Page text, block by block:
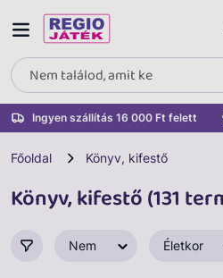
Ingyen szállítás 16 000 Ft felett
Főoldal Könyv, kifestő
Könyv, kifestő (131
Nem Életkor